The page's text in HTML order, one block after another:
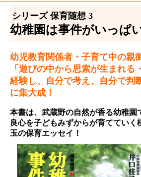
シリーズ 保育随想 3
幼稚園は事件がいっぱ
幼児教育関係者・子育て中の親
「遊びの中から思索が生まれ
経験し、自分で考え、自分で判
に集大成！
本書は、武蔵野の自然が香る幼稚
良心を子どもみずからが育ててい
玉の保育エッセイ！